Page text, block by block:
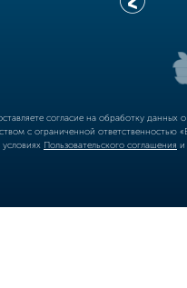
согласие на обработку
с ограниченной
Пользовательского соглашения и